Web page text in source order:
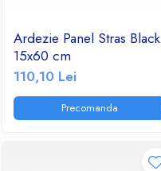
Ardezie Panel Stras Black
15x60 cm
110,10 Lei
Precomanda